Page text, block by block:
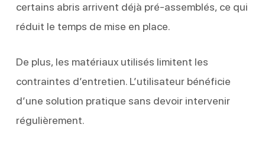
certains abris arrivent déjà pré-assemblés, ce qui
réduit le temps de mise en place.
De plus, les matériaux utilisés limitent les
contraintes d’entretien. L’utilisateur bénéficie
d’une solution pratique sans devoir intervenir
régulièrement.